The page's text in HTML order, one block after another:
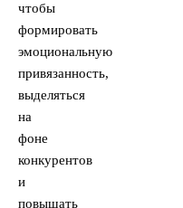
чтобы
формировать
эмоциональную
привязанность,
выделяться
на
фоне
конкурентов
и
повышать